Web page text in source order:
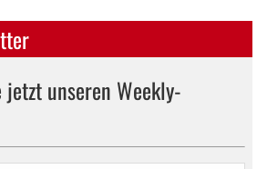
unseren Weekly-